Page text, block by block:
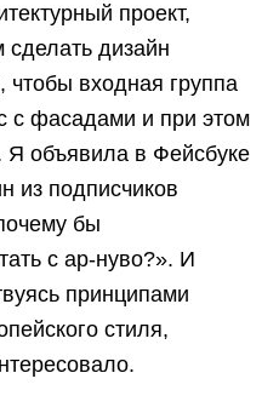
проект,
дизайн
входная группа
с фасадами и при этом
объявила в Фейсбуке
из подписчиков
бы
с ар-нуво?». И
принципами
стиля,